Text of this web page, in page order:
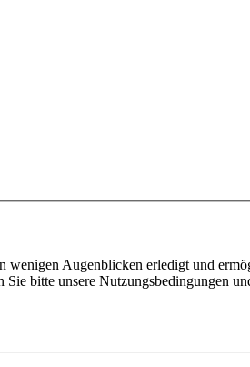
Augenblicken erledigt und
bitte unsere Nutzungsbedingungen